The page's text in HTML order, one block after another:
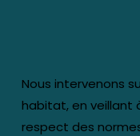
Nous intervenons
habitat, en veillant
respect des